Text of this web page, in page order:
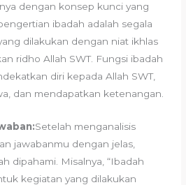
dengan konsep kunci yang
ibadah adalah segala
dilakukan dengan niat ikhlas
ridho Allah SWT. Fungsi ibadah
diri kepada Allah SWT,
dan mendapatkan ketenangan.
Setelah menganalisis
jawabanmu dengan jelas,
dipahami. Misalnya, “Ibadah
kegiatan yang dilakukan